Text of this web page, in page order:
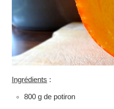
Ingrédients :
800 g de potiron